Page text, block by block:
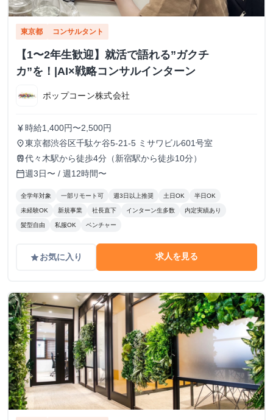
東京都 コンサルタント
【1〜2年生歓迎】就活で語れる”ガクチ
カ”を！|AI×戦略コンサルインターン
ポップコーン株式会社
currency_yen 時給1,400円〜2,500円
place東京都渋谷区千駄ケ谷5-21-5 ミサワビル601号室
train代々木駅から徒歩4分（新宿駅から徒歩10分）
calendar_today週3日〜 / 週12時間〜
全学年対象 一部リモート可 週3日以上推奨 土日OK 半日OK
未経験OK 新規事業 社長直下 インターン生多数 内定実績あり
髪型自由 私服OK ベンチャー
gradeお気に入り 求人を見る